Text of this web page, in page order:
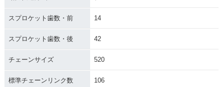
スプロケット歯数・前 14
スプロケット歯数・後 42
チェーンサイズ 520
標準チェーンリンク数 106